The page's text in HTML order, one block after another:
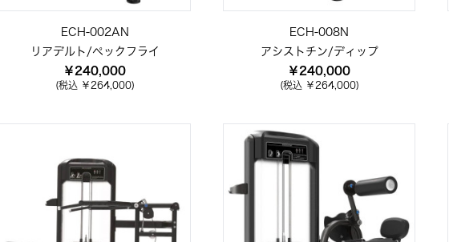
ECH-002AN
リアデルト/ペックフライ
￥240,000
(税込 ￥264,000)
ECH-008N
アシストチン/ディップ
￥240,000
(税込 ￥264,000)